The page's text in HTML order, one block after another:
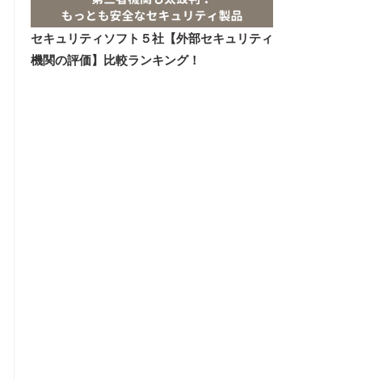
セキュリティソフト５社【外部セキュリティ
機関の評価】比較ランキング！